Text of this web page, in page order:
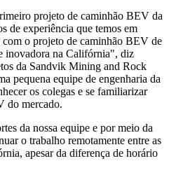
projeto de caminhão BEV da
de experiência que temos em
com o projeto de caminhão BEV de
inovadora na Califórnia", diz
da Sandvik Mining and Rock
pequena equipe de engenharia da
os colegas e se familiarizar
do mercado.
da nossa equipe e por meio da
o trabalho remotamente entre as
apesar da diferença de horário